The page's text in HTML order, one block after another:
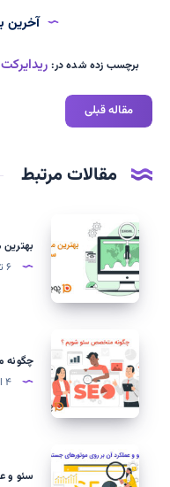
آخرین
برچسب زده شده در: ریدایرکت 301
مقاله قبلی
مقالات مرتبط
بهترین
محتوا
برای
سئو
بهترین
۶ تیر ۱۴۰۲
چگونه
متخصص
سئو
شویم
۴ اردیبهشت ۱۴۰۲
سئو
و
سئو و